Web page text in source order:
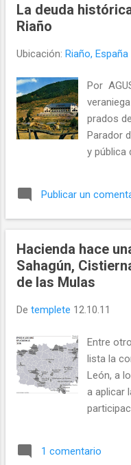
1080 m.
puentes
Puente
Boca de
Tejerina)
puertos
La deuda
Riaño
Ubicación: Riaño, España
Por
prados
Parador
y pública
mejor de
que ha
elegante
y vieja
muerte.
no se
para
la gesta
Publicar un
Hacienda hace
Sahagún,
de las Mulas
De templete 12.10.11
Entre
lista la
León, a
a aplicar
cumplido
1 comentario